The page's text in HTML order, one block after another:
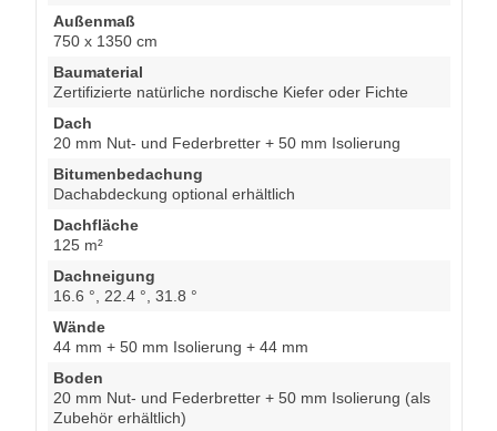
Außenmaß
750 x 1350 cm
Baumaterial
Zertifizierte natürliche nordische Kiefer oder Fichte
Dach
20 mm Nut- und Federbretter + 50 mm Isolierung
Bitumenbedachung
Dachabdeckung optional erhältlich
Dachfläche
125 m²
Dachneigung
16.6 °, 22.4 °, 31.8 °
Wände
44 mm + 50 mm Isolierung + 44 mm
Boden
20 mm Nut- und Federbretter + 50 mm Isolierung (als
Zubehör erhältlich)